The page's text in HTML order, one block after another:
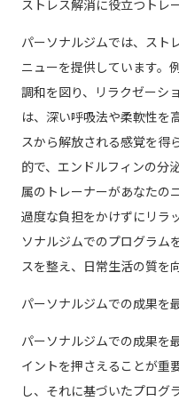
ストレス解消に役立つトレ
パーソナルジムでは、スト
ニューを提供しています。
調和を図り、リラクゼーシ
は、深い呼吸法や柔軟性を
スから解放される感覚を得
的で、エンドルフィンの分
属のトレーナーがあなたの
過度な負担をかけずにリラ
ソナルジムでのプログラム
スを整え、日常生活の質を
パーソナルジムでの成果を
パーソナルジムでの成果を
イントを押さえることが重
し、それに基づいたプログ